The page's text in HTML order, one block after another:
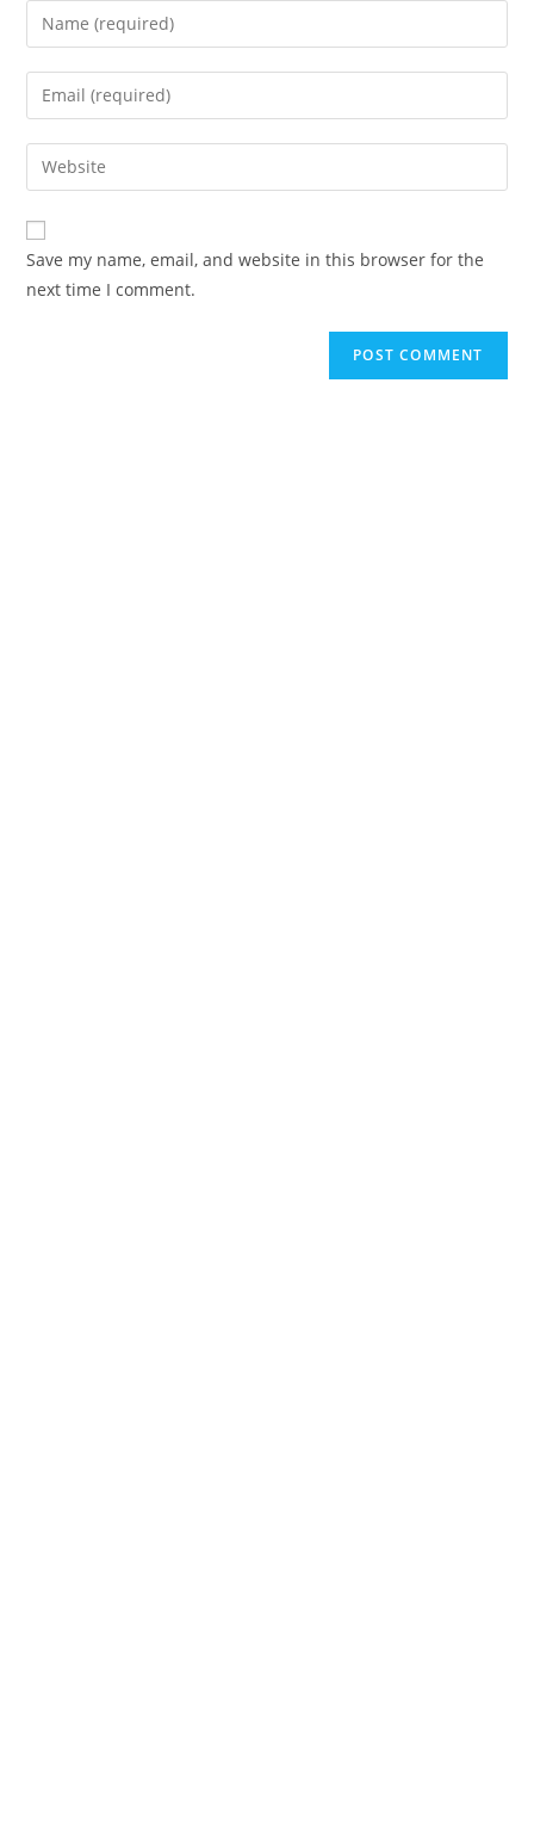
Enter
your
name
comment
Enter
your
email
address
comment
Enter
your
website
URL
(optional)
Save my name, email, and website in this browser for the
next time I comment.